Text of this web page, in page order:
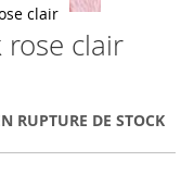
rose clair
RUPTURE DE STOCK
clair